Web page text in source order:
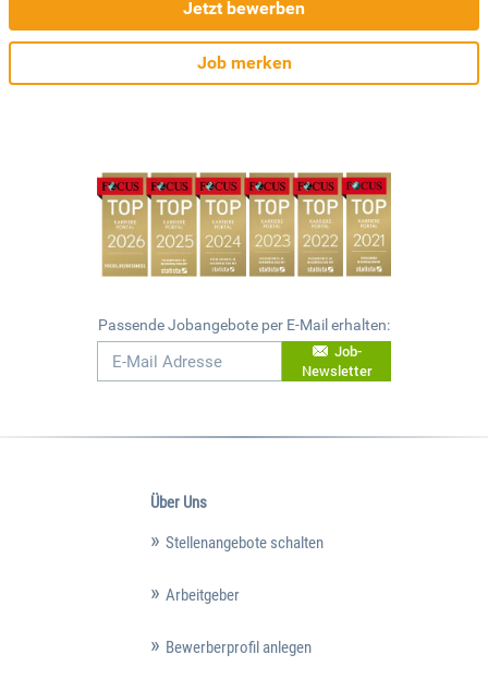
Jetzt bewerben
Job merken
Passende Jobangebote per E-Mail erhalten:
Job-
Newsletter
Über Uns
Stellenangebote schalten
Arbeitgeber
Bewerberprofil anlegen